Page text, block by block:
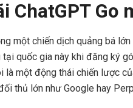
ChatGPT Go
một chiến dịch quảng bá
quốc gia này khi đăng ký
một động thái chiến lược
thủ lớn như Google hay